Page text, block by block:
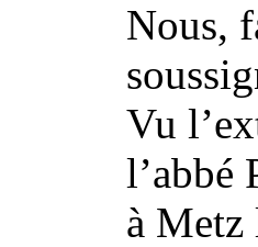
Nous,
Vu
l’abbé
à